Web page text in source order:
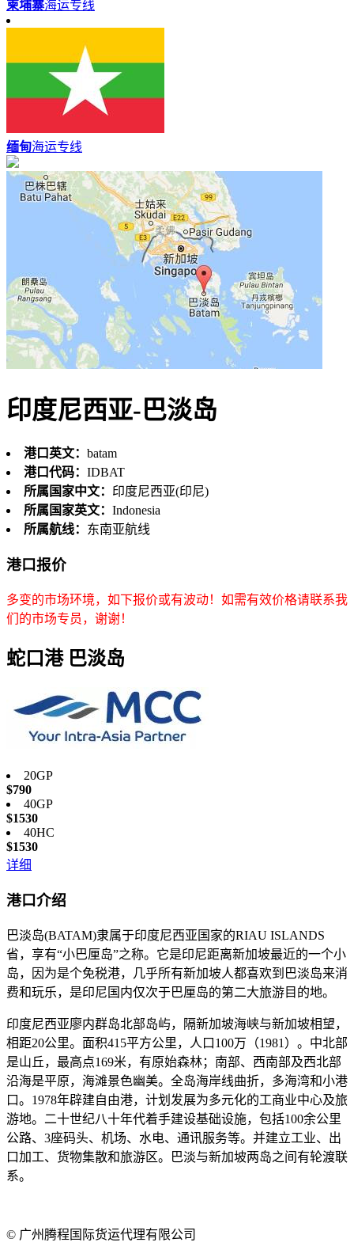
柬埔寨海运专线
缅甸海运专线
印度尼西亚-巴淡岛
港口英文： batam
港口代码： IDBAT
所属国家中文： 印度尼西亚(印尼)
所属国家英文： Indonesia
所属航线： 东南亚航线
港口报价
多变的市场环境，如下报价或有波动！如需有效价格请联系我
们的市场专员，谢谢！
蛇口港 巴淡岛
20GP
$790
40GP
$1530
40HC
$1530
详细
港口介绍
巴淡岛(BATAM)隶属于印度尼西亚国家的RIAU ISLANDS
省，享有“小巴厘岛”之称。它是印尼距离新加坡最近的一个小
岛，因为是个免税港，几乎所有新加坡人都喜欢到巴淡岛来消
费和玩乐，是印尼国内仅次于巴厘岛的第二大旅游目的地。
印度尼西亚廖内群岛北部岛屿，隔新加坡海峡与新加坡相望，
相距20公里。面积415平方公里，人口100万（1981）。中北部
是山丘，最高点169米，有原始森林；南部、西南部及西北部
沿海是平原，海滩景色幽美。全岛海岸线曲折，多海湾和小港
口。1978年辟建自由港，计划发展为多元化的工商业中心及旅
游地。二十世纪八十年代着手建设基础设施，包括100余公里
公路、3座码头、机场、水电、通讯服务等。并建立工业、出
口加工、货物集散和旅游区。巴淡与新加坡两岛之间有轮渡联
系。
© 广州腾程国际货运代理有限公司